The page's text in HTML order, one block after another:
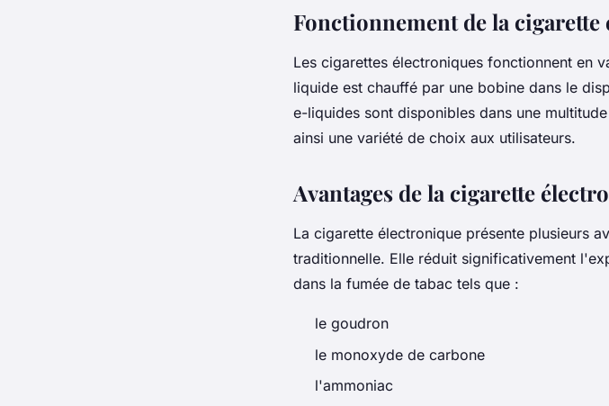
Fonctionnement de la
Les cigarettes électroniques fonctionnent en
liquide est chauffé par une bobine dans le
e-liquides sont disponibles dans une
ainsi une variété de choix aux utilisateurs.
Avantages de la cigarette
La cigarette électronique présente plusieurs
traditionnelle. Elle réduit significativement
dans la fumée de tabac tels que :
le goudron
le monoxyde de carbone
l'ammoniac